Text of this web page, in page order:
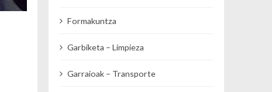
Formakuntza
Garbiketa – Limpieza
Garraioak – Transporte